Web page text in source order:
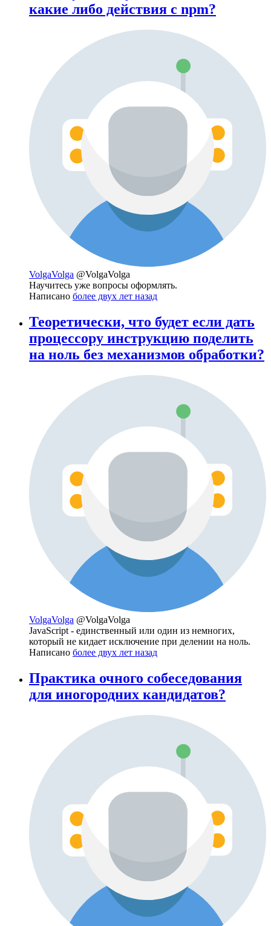
какие либо действия с npm?
VolgaVolga @VolgaVolga
Научитесь уже вопросы оформлять.
Написано более двух лет назад
Теоретически, что будет если дать
процессору инструкцию поделить
на ноль без механизмов обработки?
VolgaVolga @VolgaVolga
JavaScript - единственный или один из немногих,
который не кидает исключение при делении на ноль.
Написано более двух лет назад
Практика очного собеседования
для иногородних кандидатов?